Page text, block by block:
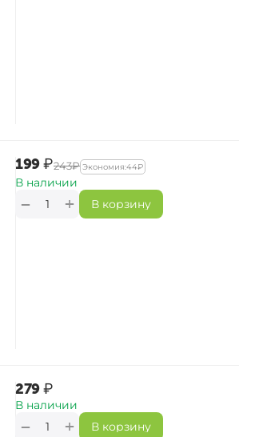
‍199‍₽‍243‍₽ Экономия:‍44‍₽
В наличии
+
− В корзину
‍279‍₽
В наличии
+
− В корзину